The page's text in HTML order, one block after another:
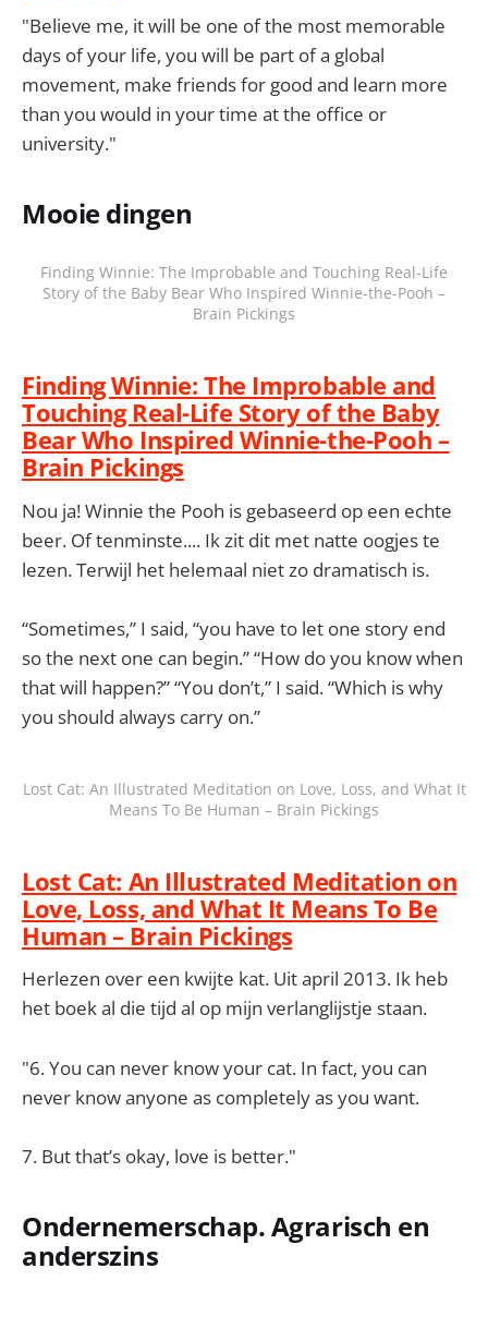
"Believe me, it will be one of the most memorable
days of your life, you will be part of a global
movement, make friends for good and learn more
than you would in your time at the office or
university."
Mooie dingen
Finding Winnie: The Improbable and Touching Real-Life
Story of the Baby Bear Who Inspired Winnie-the-Pooh –
Brain Pickings
Finding Winnie: The Improbable and
Touching Real-Life Story of the Baby
Bear Who Inspired Winnie-the-Pooh –
Brain Pickings
Nou ja! Winnie the Pooh is gebaseerd op een echte
beer. Of tenminste.... Ik zit dit met natte oogjes te
lezen. Terwijl het helemaal niet zo dramatisch is.
“Sometimes,” I said, “you have to let one story end
so the next one can begin.” “How do you know when
that will happen?” “You don’t,” I said. “Which is why
you should always carry on.”
Lost Cat: An Illustrated Meditation on Love, Loss, and What It
Means To Be Human – Brain Pickings
Lost Cat: An Illustrated Meditation on
Love, Loss, and What It Means To Be
Human – Brain Pickings
Herlezen over een kwijte kat. Uit april 2013. Ik heb
het boek al die tijd al op mijn verlanglijstje staan.
"6. You can never know your cat. In fact, you can
never know anyone as completely as you want.
7. But that’s okay, love is better."
Ondernemerschap. Agrarisch en
anderszins